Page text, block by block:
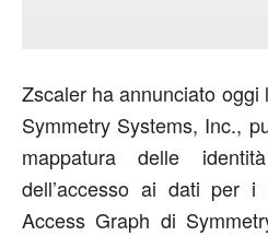
Zscaler ha annunciato oggi
Symmetry Systems, Inc.,
mappatura delle
dell’accesso ai dati per
Access Graph di